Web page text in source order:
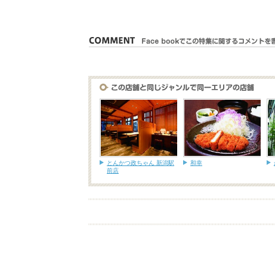
とんかつ政ちゃん 新潟駅
前店
和幸